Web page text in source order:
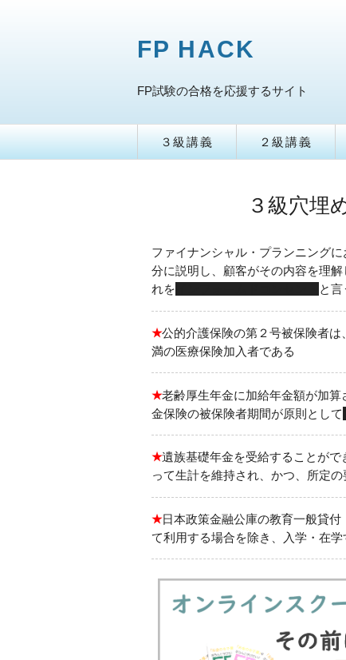
FP HACK
FP試験の合格を応援するサイト
３級講義 ２級講義
３級穴埋
ファイナンシャル・プランニング
分に説明し、顧客がその内容を理
れを
と言
★公的介護保険の第２号被保険者
満の医療保険加入者である
★老齢厚生年金に加給年金額が加
金保険の被保険者期間が原則として
★遺族基礎年金を受給することが
って生計を維持され、かつ、所定
★日本政策金融公庫の教育一般貸
て利用する場合を除き、入学・在